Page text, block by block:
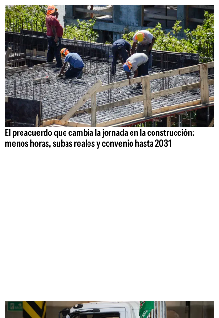
El preacuerdo que cambia la jornada en la construcción:
menos horas, subas reales y convenio hasta 2031